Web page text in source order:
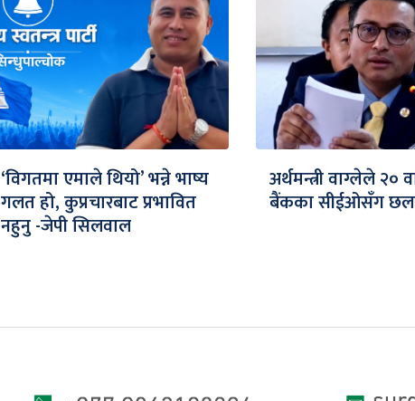
‘विगतमा एमाले थियो’ भन्ने भाष्य
गलत हो, कुप्रचारबाट प्रभावित
नहुनु -जेपी सिलवाल
अर्थमन्त्री वाग्लेले २०
बैंकका सीईओसँग